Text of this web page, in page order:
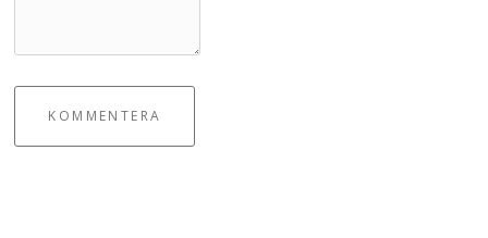
KOMMENTERA